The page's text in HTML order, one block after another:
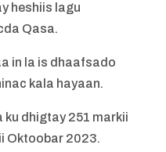
heshiis lagu
Qasa.
in la is dhaafsado
kala hayaan.
dhigtay 251 markii
Oktoobar 2023.